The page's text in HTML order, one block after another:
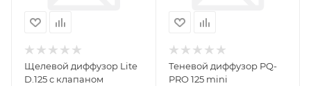
Щелевой диффузор Lite
D.125 с клапаном
Теневой диффузор PQ-
PRO 125 mini